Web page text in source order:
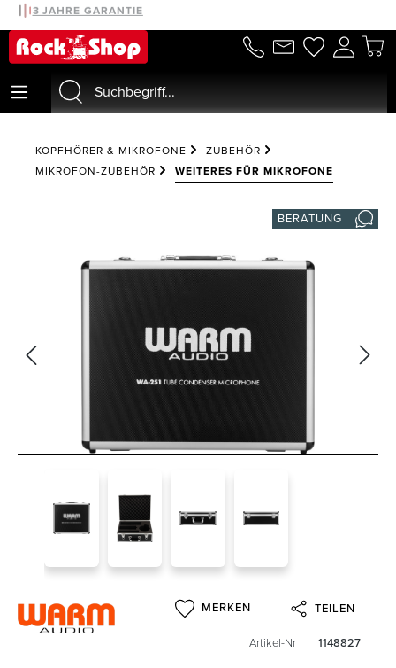
springen
3 JAHRE GARANTIE
30 TAGE MONEYBACK
KOPFHÖRER & MIKROFONE
ZUBEHÖR
MIKROFON-ZUBEHÖR
WEITERES FÜR MIKROFONE
BERATUNG
MERKEN TEILEN
Artikel-Nr 1148827